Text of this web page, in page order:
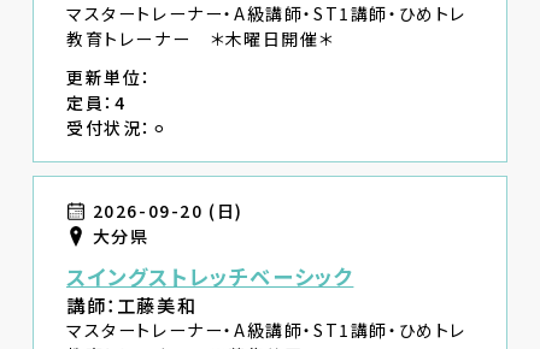
マスタートレーナー・A級講師・ST1講師・ひめトレ
教育トレーナー ＊木曜日開催＊
更新単位：
定員：4
受付状況：⚪︎
2026-09-20 (日)
大分県
スイングストレッチベーシック
講師：工藤美和
マスタートレーナー・A級講師・ST1講師・ひめトレ